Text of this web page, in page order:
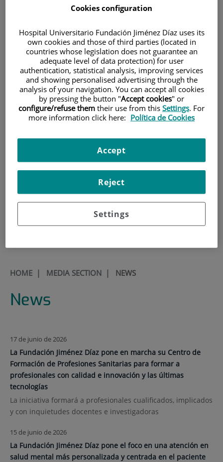
Research
Teaching
Teléfono de atención al usuario
HOME| MEDIA SECTION| NEWS
News
17 de junio de 2026
La Fundación Jiménez Díaz pone en marcha su Centro de
Formación de Profesiones Sanitarias para formar a
profesionales con calidad e innovación y las últimas
tecnologías
La iniciativa formará a profesionales cualificados, implicados
y con inquietudes docentes e investigadoras
15 de junio de 2026
La Fundación Jiménez Díaz pone el foco en una atención en
salud mental más personalizada y centrada en el paciente
Cookies configuration
Hospital Universitario Fundación Jiménez Díaz uses its
own cookies and those of third parties (located in
countries whose legislation does not guarantee an
adequate level of data protection) for user
authentication, statistical analysis, improving services
and showing personalised advertising through the
analysis of your navigation. You can accept all cookies
by pressing the button "Accept cookies" or
configure/refuse them their use from this Settings. For
more information click here: Política de Cookies
Settings
Reject
Accept